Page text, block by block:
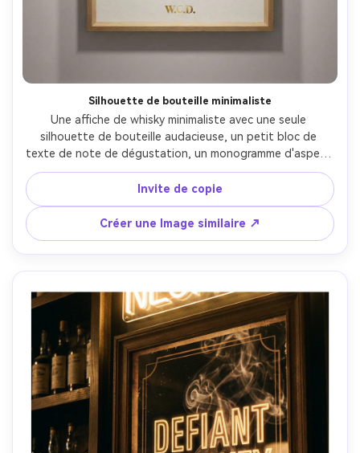
Silhouette de bouteille minimaliste
Une affiche de whisky minimaliste avec une seule
silhouette de bouteille audacieuse, un petit bloc de
texte de note de dégustation, un monogramme d'aspect
en feuille d'or en bas, beaucoup d'espace négatif, une
maquette de cadre de style musée, prise directement
avec un objectif de 85 mm, un éclairage de galerie brillant,
des bords de typographie nets, des ombres naturelles
sous le cadre, une texture de papier premium, une
intention d'impression haute résolution-AR 4:5
Invite de copie
Créer une Image similaire ↗